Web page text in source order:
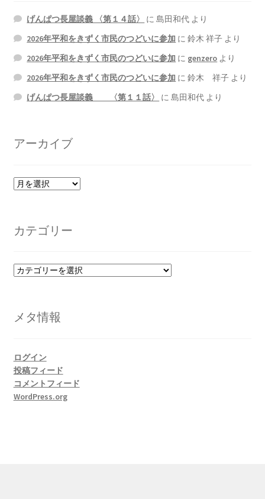
げんぱつ長屋談義 〈第１４話〉 に島田和代 より
2026年平和をきずく市民のつどいに参加 に鈴木 祥子 より
2026年平和をきずく市民のつどいに参加 に genzero より
2026年平和をきずく市民のつどいに参加 に鈴木 祥子 より
げんぱつ長屋談義 〈第１１話〉
に島田和代 より
アーカイブ
ア
ブ
カテゴリー
カ
ー
メタ情報
ログイン
投稿フィード
コメントフィード
WordPress.org